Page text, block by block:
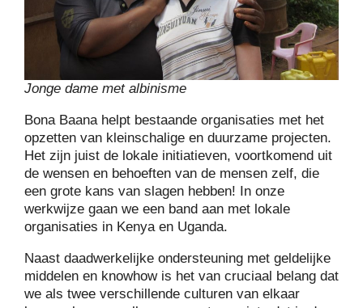
Jonge dame met albinisme
Bona Baana helpt bestaande organisaties met het
opzetten van kleinschalige en duurzame projecten.
Het zijn juist de lokale initiatieven, voortkomend uit
de wensen en behoeften van de mensen zelf, die
een grote kans van slagen hebben! In onze
werkwijze gaan we een band aan met lokale
organisaties in Kenya en Uganda.
Naast daadwerkelijke ondersteuning met geldelijke
middelen en knowhow is het van cruciaal belang dat
we als twee verschillende culturen van elkaar